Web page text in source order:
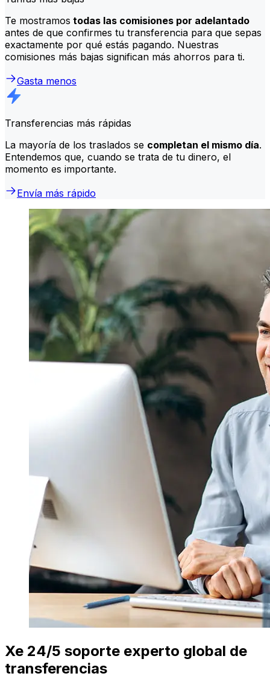
Te mostramos todas las comisiones por adelantado
antes de que confirmes tu transferencia para que sepas
exactamente por qué estás pagando. Nuestras
comisiones más bajas significan más ahorros para ti.
Gasta menos
Transferencias más rápidas
La mayoría de los traslados se completan el mismo día.
Entendemos que, cuando se trata de tu dinero, el
momento es importante.
Envía más rápido
Xe 24/5 soporte experto global de
transferencias